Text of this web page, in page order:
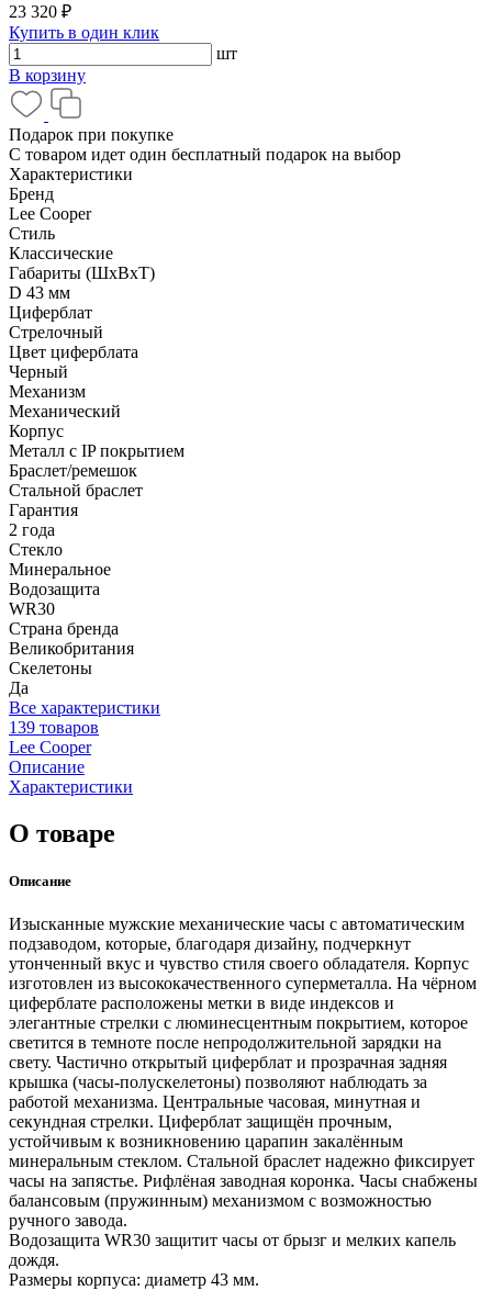
23 320 ₽
Купить в один клик
шт
В корзину
Подарок при покупке
С товаром идет один бесплатный подарок на выбор
Характеристики
Бренд
Lee Cooper
Стиль
Классические
Габариты (ШхВхТ)
D 43 мм
Циферблат
Стрелочный
Цвет циферблата
Черный
Механизм
Механический
Корпус
Металл с IP покрытием
Браслет/ремешок
Стальной браслет
Гарантия
2 года
Стекло
Минеральное
Водозащита
WR30
Страна бренда
Великобритания
Скелетоны
Да
Все характеристики
139 товаров
Lee Cooper
Описание
Характеристики
О товаре
Описание
Изысканные мужские механические часы с автоматическим
подзаводом, которые, благодаря дизайну, подчеркнут
утонченный вкус и чувство стиля своего обладателя. Корпус
изготовлен из высококачественного суперметалла. На чёрном
циферблате расположены метки в виде индексов и
элегантные стрелки с люминесцентным покрытием, которое
светится в темноте после непродолжительной зарядки на
свету. Частично открытый циферблат и прозрачная задняя
крышка (часы-полускелетоны) позволяют наблюдать за
работой механизма. Центральные часовая, минутная и
секундная стрелки. Циферблат защищён прочным,
устойчивым к возникновению царапин закалённым
минеральным стеклом. Стальной браслет надежно фиксирует
часы на запястье. Рифлёная заводная коронка. Часы снабжены
балансовым (пружинным) механизмом с возможностью
ручного завода.
Водозащита WR30 защитит часы от брызг и мелких капель
дождя.
Размеры корпуса: диаметр 43 мм.